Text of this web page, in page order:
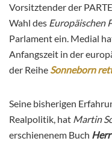
Vorsitztender der
Wahl des Europäischen
Parlament ein. Medial
Anfangszeit in der
der Reihe Sonneborn
Seine bisherigen
Realpolitik, hat Martin
erschienenem Buch